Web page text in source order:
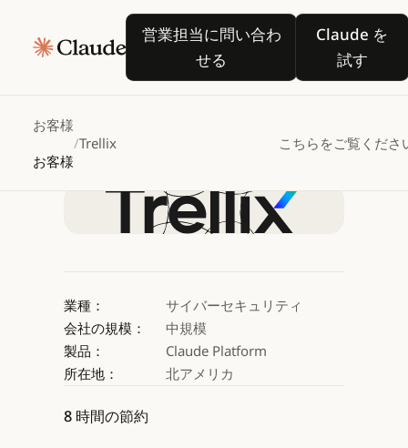
営業担当に問い合わ
せる
営業担当に問い合わせる
Claude を
試す
Claude
お客様
お客様
/Trellix こちらをご覧くださ
TrellixがClaudein
Amazon
Bedrock
で
自律型セキュリティエ
Claude を試す
Claude を試す
業種：
サイバーセキュリティ
会社の規模：
中規模
製品：
Claude Platform
所在地：
北アメリカ
8 時間の節約